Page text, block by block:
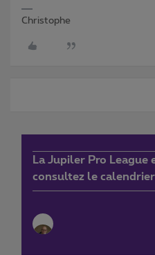
Christophe
La Jupiler Pro League
consultez le